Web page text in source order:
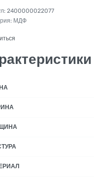
2400000022077
МДФ